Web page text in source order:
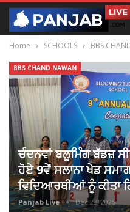
Home SCHOOLS BBS
BBS CHAND NAWAN
ਚੰਦਨਵਾਂ ਬਲੂਮਿੰਗ ਬੱਡਜ਼
ਹੋਏ 9ਵੇਂ ਸਲਾਨਾ ਖੇਡ
ਵਿਦਿਆਰਥੀਆਂ ਨੂੰ ਕੀਤਾ
Panjab Live Dec 23, 2025